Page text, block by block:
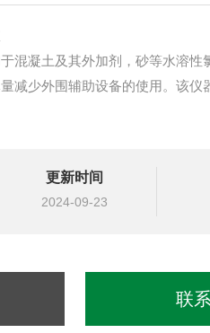
混凝土及其外加剂，砂等水溶性
减少外围辅助设备的使用。该仪
更新时间
2024-09-23
联